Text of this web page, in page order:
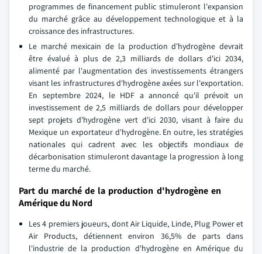
programmes de financement public stimuleront l'expansion
du marché grâce au développement technologique et à la
croissance des infrastructures.
Le marché mexicain de la production d'hydrogène devrait
être évalué à plus de 2,3 milliards de dollars d'ici 2034,
alimenté par l'augmentation des investissements étrangers
visant les infrastructures d'hydrogène axées sur l'exportation.
En septembre 2024, le HDF a annoncé qu'il prévoit un
investissement de 2,5 milliards de dollars pour développer
sept projets d'hydrogène vert d'ici 2030, visant à faire du
Mexique un exportateur d'hydrogène. En outre, les stratégies
nationales qui cadrent avec les objectifs mondiaux de
décarbonisation stimuleront davantage la progression à long
terme du marché.
Part du marché de la production d'hydrogène en
Amérique du Nord
Les 4 premiers joueurs, dont Air Liquide, Linde, Plug Power et
Air Products, détiennent environ 36,5% de parts dans
l'industrie de la production d'hydrogène en Amérique du